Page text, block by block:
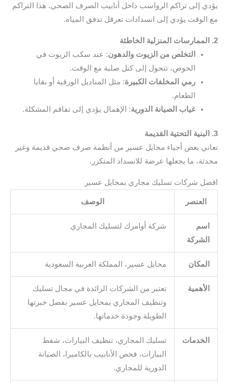
يؤدي إلى تراكم الرواسب داخل أنابيب الصرف الصحي. هذا التراكم
مع الوقت يؤدي إلى انسدادات تعرقل تدفق المياه.
2. الممارسات المنزلية الخاطئة
التخلص من الزيوت والدهون: عند سكب الزيوت في
الحوض، تتحول إلى كتل صلبة مع الوقت.
رمي المخلفات الكبيرة: مثل المناديل الورقية أو بقايا
الطعام.
غياب الصيانة الدورية: الإهمال يؤدي إلى تفاقم المشكلة.
3. البنية التحتية القديمة
تعاني بعض أحياء محايل عسير من أنظمة صرف صحي قديمة وغير
محدثة، ما يجعلها عرضة للانسداد المتكرر.
افضل شركات تسليك مجاري بمحايل عسير
العنصر الوصف
اسم
الشركة
شركة أوامرك لتسليك المجاري
المكان محايل عسير، المملكة العربية السعودية
الأهمية
تعتبر من الشركات الرائدة في مجال تسليك
وتنظيف المجاري بمحايل عسير بفضل خبرتها
الطويلة وجودة خدماتها.
الخدمات
تسليك المجاري، تنظيف البيارات، شفط
البيارات، فحص الأنابيب بالكاميرا، الصيانة
الدورية للمجاري.